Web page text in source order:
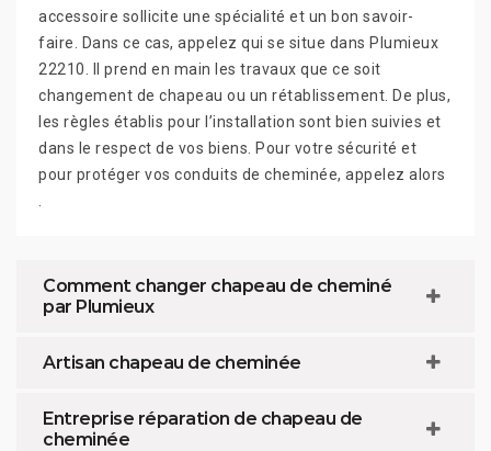
accessoire sollicite une spécialité et un bon savoir-
faire. Dans ce cas, appelez qui se situe dans Plumieux
22210. Il prend en main les travaux que ce soit
changement de chapeau ou un rétablissement. De plus,
les règles établis pour l’installation sont bien suivies et
dans le respect de vos biens. Pour votre sécurité et
pour protéger vos conduits de cheminée, appelez alors
Comment changer chapeau de cheminé
par Plumieux
Artisan chapeau de cheminée
Entreprise réparation de chapeau de
cheminée